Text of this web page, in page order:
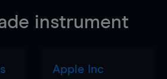
instrument
Apple Inc